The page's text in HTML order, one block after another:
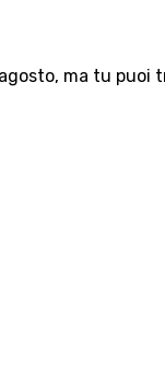
ma tu